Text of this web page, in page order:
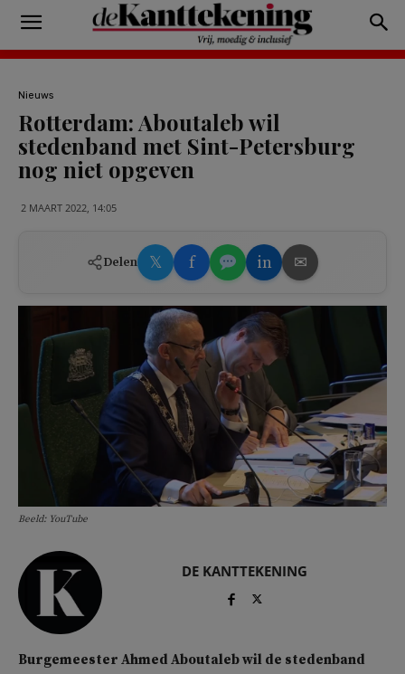
Nieuws
Rotterdam: Aboutaleb wil
stedenband met Sint-Petersburg
nog niet opgeven
2 MAART 2022, 14:05
Delen 𝕏 f in ✉
Beeld: YouTube
DE KANTTEKENING
Burgemeester Ahmed Aboutaleb wil de stedenband